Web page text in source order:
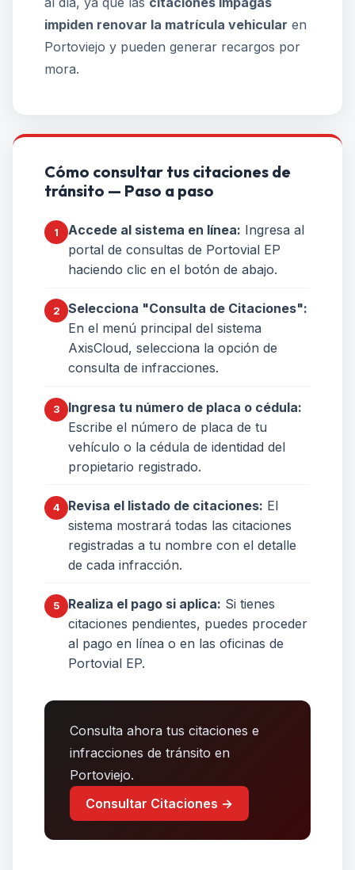
impiden renovar la matrícula vehicular en
Portoviejo y pueden generar recargos por
mora.
Cómo consultar tus citaciones de
tránsito — Paso a paso
Accede al sistema en línea: Ingresa al
portal de consultas de Portovial EP
haciendo clic en el botón de abajo.
Selecciona "Consulta de Citaciones":
En el menú principal del sistema
AxisCloud, selecciona la opción de
consulta de infracciones.
Ingresa tu número de placa o cédula:
Escribe el número de placa de tu
vehículo o la cédula de identidad del
propietario registrado.
Revisa el listado de citaciones: El
sistema mostrará todas las citaciones
registradas a tu nombre con el detalle
de cada infracción.
Realiza el pago si aplica: Si tienes
citaciones pendientes, puedes proceder
al pago en línea o en las oficinas de
Portovial EP.
Consulta ahora tus citaciones e
infracciones de tránsito en
Portoviejo.
Consultar Citaciones →